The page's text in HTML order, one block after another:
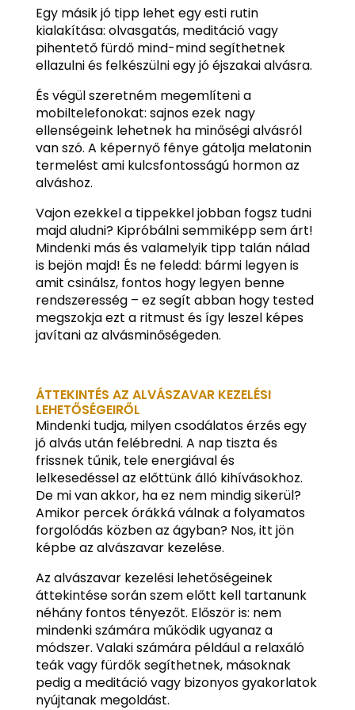
Egy másik jó tipp lehet egy esti rutin
kialakítása: olvasgatás, meditáció vagy
pihentető fürdő mind-mind segíthetnek
ellazulni és felkészülni egy jó éjszakai alvásra.
És végül szeretném megemlíteni a
mobiltelefonokat: sajnos ezek nagy
ellenségeink lehetnek ha minőségi alvásról
van szó. A képernyő fénye gátolja melatonin
termelést ami kulcsfontosságú hormon az
alváshoz.
Vajon ezekkel a tippekkel jobban fogsz tudni
majd aludni? Kipróbálni semmiképp sem árt!
Mindenki más és valamelyik tipp talán nálad
is bejön majd! És ne feledd: bármi legyen is
amit csinálsz, fontos hogy legyen benne
rendszeresség – ez segít abban hogy tested
megszokja ezt a ritmust és így leszel képes
javítani az alvásminőségeden.
ÁTTEKINTÉS AZ ALVÁSZAVAR KEZELÉSI
LEHETŐSÉGEIRŐL
Mindenki tudja, milyen csodálatos érzés egy
jó alvás után felébredni. A nap tiszta és
frissnek tűnik, tele energiával és
lelkesedéssel az előttünk álló kihívásokhoz.
De mi van akkor, ha ez nem mindig sikerül?
Amikor percek órákká válnak a folyamatos
forgolódás közben az ágyban? Nos, itt jön
képbe az alvászavar kezelése.
Az alvászavar kezelési lehetőségeinek
áttekintése során szem előtt kell tartanunk
néhány fontos tényezőt. Először is: nem
mindenki számára működik ugyanaz a
módszer. Valaki számára például a relaxáló
teák vagy fürdők segíthetnek, másoknak
pedig a meditáció vagy bizonyos gyakorlatok
nyújtanak megoldást.